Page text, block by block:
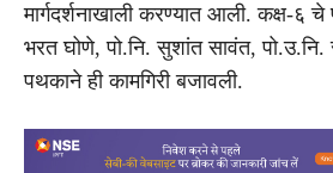
मार्गदर्शनाखाली करण्यात आली. कक्ष-६ चे
भरत घोणे, पो.नि. सुशांत सावंत, पो.उ.नि.
पथकाने ही कामगिरी बजावली.